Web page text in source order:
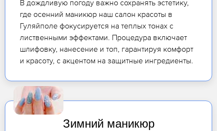
В дождливую погоду важно сохранять эстетику,
где осенний маникюр наш салон красоты в
Гуляйполе фокусируется на теплых тонах с
лиственными эффектами. Процедура включает
шлифовку, нанесение и топ, гарантируя комфорт
и красоту, с акцентом на защитные ингредиенты.
Зимний маникюр